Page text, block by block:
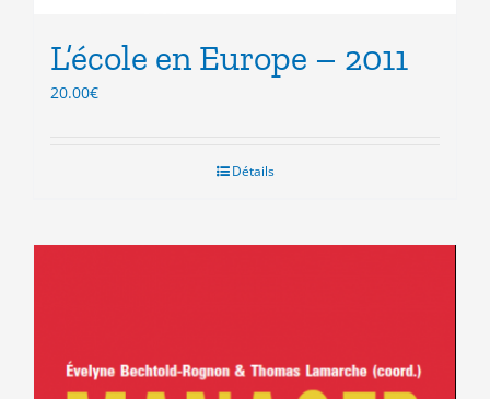
L’école en Europe – 2011
20.00€
Détails